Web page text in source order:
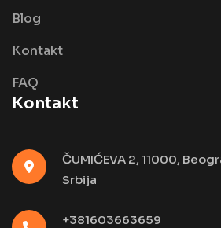
Blog
Kontakt
FAQ
Kontakt
ČUMIĆEVA 2, 11000,
Srbija
+381603663659